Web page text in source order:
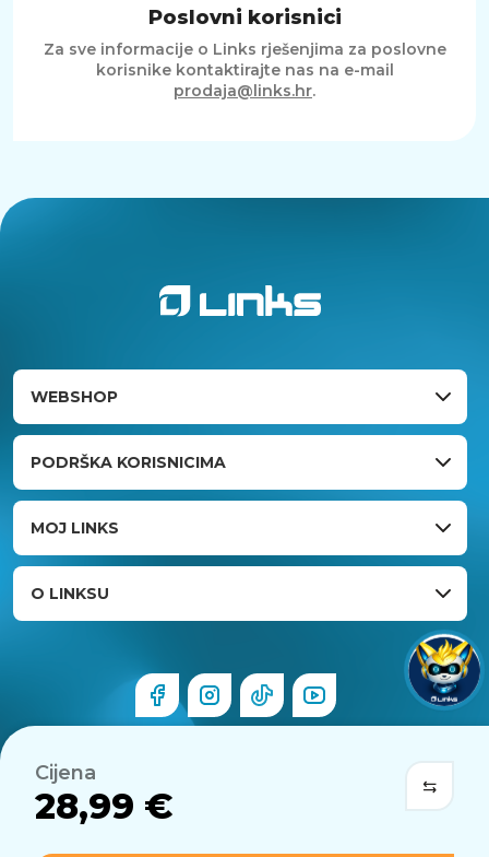
Cijena
28,99 €
Poslovni korisnici
Za sve informacije o Links rješenjima za poslovne
korisnike kontaktirajte nas na e-mail
prodaja@links.hr.
WEBSHOP
PODRŠKA KORISNICIMA
MOJ LINKS
O LINKSU